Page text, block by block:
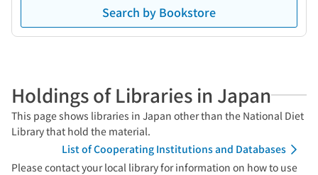
Search by Bookstore
Holdings of Libraries in Japan
This page shows libraries in Japan other than the National Diet
Library that hold the material.
List of Cooperating Institutions and Databases
Please contact your local library for information on how to use